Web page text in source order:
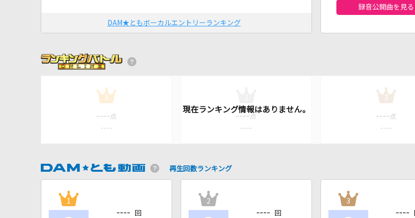
DAM★ともボーカルエントリーランキング
録音公開曲を見る
1
---- 点
----
---- 点
----
3
---- 点
----
再生回数ランキング
1
---- 回
2
---- 回
3
----